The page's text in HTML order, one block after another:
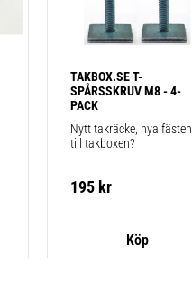
TAKBOX.SE T-
SPÅRSSKRUV M8 - 4-
PACK
Nytt takräcke, nya fästen
till takboxen?
195kr